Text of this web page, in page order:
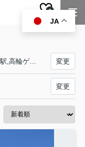
お気に入り
0
東京駅,有楽町駅,新橋駅,浜松町駅,田町駅,高輪ゲートウェイ駅,品川駅,大崎駅,五反田駅,目黒駅,恵比寿駅,渋谷駅,原宿駅,代々木駅,新宿駅,新大久保駅,高田馬場駅,目白駅,池袋駅,大塚駅,巣鴨駅,駒込駅,田端駅,西日暮里駅,日暮里駅,鶯谷駅,上野駅,御徒町駅,秋葉原駅,神田駅 変更
変更
JA